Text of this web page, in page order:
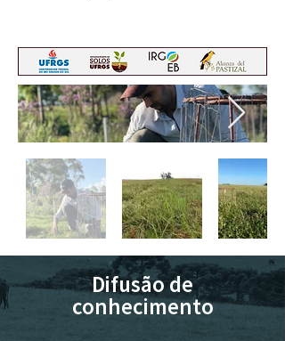
Difusão de
conhecimento